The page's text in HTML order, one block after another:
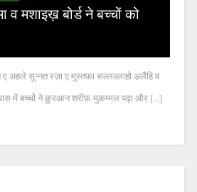
व मशाइख़ बोर्ड ने बच्चों को
अहले सुन्नत रज़ा ए मुस्तफ़ा सल्लल्लाहो अ़लैहि व
में बच्चों ने क़ुरआन शरीफ़ मुकम्मल पढ़ा और [...]